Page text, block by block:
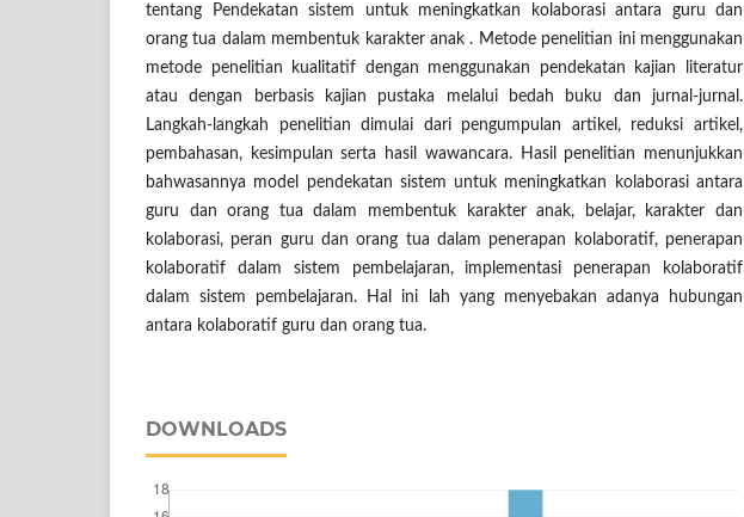
tentang Pendekatan sistem untuk meningkatkan kolaborasi antara guru dan
orang tua dalam membentuk karakter anak . Metode penelitian ini menggunakan
metode penelitian kualitatif dengan menggunakan pendekatan kajian literatur
atau dengan berbasis kajian pustaka melalui bedah buku dan jurnal-jurnal.
Langkah-langkah penelitian dimulai dari pengumpulan artikel, reduksi artikel,
pembahasan, kesimpulan serta hasil wawancara. Hasil penelitian menunjukkan
bahwasannya model pendekatan sistem untuk meningkatkan kolaborasi antara
guru dan orang tua dalam membentuk karakter anak, belajar, karakter dan
kolaborasi, peran guru dan orang tua dalam penerapan kolaboratif, penerapan
kolaboratif dalam sistem pembelajaran, implementasi penerapan kolaboratif
dalam sistem pembelajaran. Hal ini lah yang menyebakan adanya hubungan
antara kolaboratif guru dan orang tua.
DOWNLOADS